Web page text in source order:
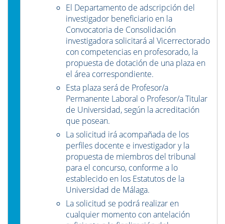
El Departamento de adscripción del
investigador beneficiario en la
Convocatoria de Consolidación
investigadora solicitará al Vicerrectorado
con competencias en profesorado, la
propuesta de dotación de una plaza en
el área correspondiente.
Esta plaza será de Profesor/a
Permanente Laboral o Profesor/a Titular
de Universidad, según la acreditación
que posean.
La solicitud irá acompañada de los
perfiles docente e investigador y la
propuesta de miembros del tribunal
para el concurso, conforme a lo
establecido en los Estatutos de la
Universidad de Málaga.
La solicitud se podrá realizar en
cualquier momento con antelación